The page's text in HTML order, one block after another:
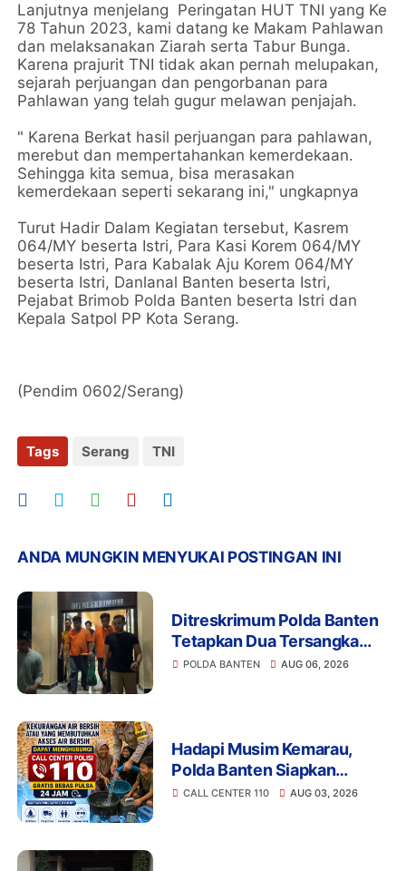
Lanjutnya menjelang Peringatan HUT TNI yang Ke
78 Tahun 2023, kami datang ke Makam Pahlawan
dan melaksanakan Ziarah serta Tabur Bunga.
Karena prajurit TNI tidak akan pernah melupakan,
sejarah perjuangan dan pengorbanan para
Pahlawan yang telah gugur melawan penjajah.
" Karena Berkat hasil perjuangan para pahlawan,
merebut dan mempertahankan kemerdekaan.
Sehingga kita semua, bisa merasakan
kemerdekaan seperti sekarang ini," ungkapnya
Turut Hadir Dalam Kegiatan tersebut, Kasrem
064/MY beserta Istri, Para Kasi Korem 064/MY
beserta Istri, Para Kabalak Aju Korem 064/MY
beserta Istri, Danlanal Banten beserta Istri,
Pejabat Brimob Polda Banten beserta Istri dan
Kepala Satpol PP Kota Serang.
(Pendim 0602/Serang)
Tags Serang TNI
ANDA MUNGKIN MENYUKAI POSTINGAN INI
Ditreskrimum Polda Banten
Tetapkan Dua Tersangka
Kasus Aksi Anarkis dan
POLDA BANTEN AUG 06, 2026
Hadapi Musim Kemarau,
Polda Banten Siapkan
Layanan Bantuan Air Bersih
CALL CENTER 110 AUG 03, 2026